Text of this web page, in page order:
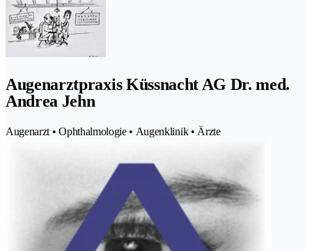
Augenarztpraxis Küssnacht AG Dr. med.
Andrea Jehn
Augenarzt • Ophthalmologie • Augenklinik • Ärzte